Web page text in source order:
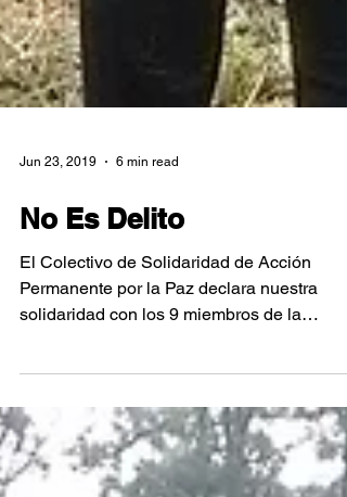
No Es Delito
El Colectivo de Solidaridad de Acción
Permanente por la Paz declara nuestra
comunidad Tolupan, San...